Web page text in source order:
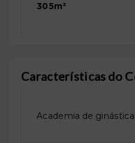
305m²
Características do
Academia de ginástica